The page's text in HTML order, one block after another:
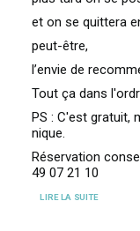
et on se quittera
peut-être,
l’envie de
Tout ça dans
PS : C'est gratuit,
nique.
Réservation
49 07 21 10
LIRE LA SUITE